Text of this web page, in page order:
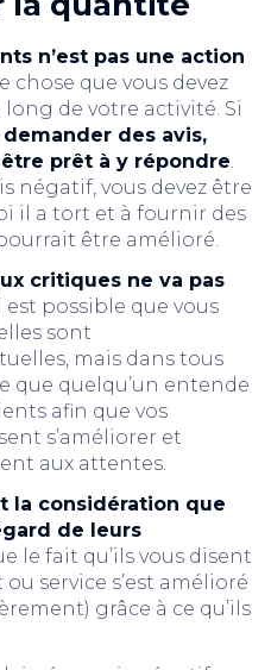
n’est pas une action
chose que vous devez
de votre activité. Si
demander des avis,
prêt à y répondre.
négatif, vous devez être
il a tort et à fournir des
être amélioré.
critiques ne va pas
est possible que vous
sont
mais dans tous
que quelqu’un entende
afin que vos
s’améliorer et
aux attentes.
la considération que
de leurs
le fait qu’ils vous disent
service s’est amélioré
grâce à ce qu’ils